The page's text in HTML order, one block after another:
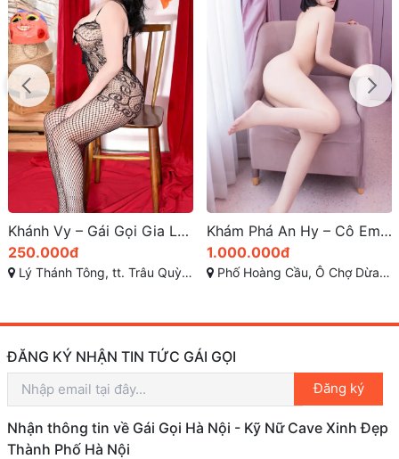
Khánh Vy – Gái Gọi Gia Lâm Đam Mê Tình Cảm
250.000đ
Lý Thánh Tông, tt. Trâu Quỳ, Gia Lâm, Hà Nội
Khám Phá An Hy – Cô Em Gái Teen Rất Đẹp Tại Phố Hoàng Cầu, Ô Chợ Dừa, Đống Đa, Hà Nội | Xinh Teen Mơ Màng, Vú Non Ti Thụt, Ngoan Hiền Tình Cảm
1.000.000đ
Phố Hoàng Cầu, Ô Chợ Dừa, Đống Đa, Hà Nội
ĐĂNG KÝ NHẬN TIN TỨC GÁI GỌI
Đăng ký
Nhận thông tin về Gái Gọi Hà Nội - Kỹ Nữ Cave Xinh Đẹp
Thành Phố Hà Nội